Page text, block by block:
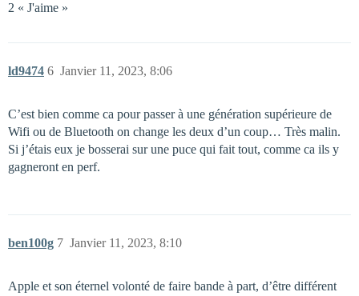
2 « J'aime »
ld9474 Janvier 11, 2023, 8:06
6
C’est bien comme ca pour passer à une génération supérieure de
Wifi ou de Bluetooth on change les deux d’un coup… Très malin.
Si j’étais eux je bosserai sur une puce qui fait tout, comme ca ils y
gagneront en perf.
ben100g Janvier 11, 2023, 8:10
7
Apple et son éternel volonté de faire bande à part, d’être différent